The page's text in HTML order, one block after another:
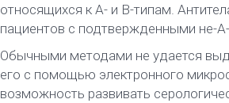
относящихся к А- и В-типам.
пациентов с подтвержденными не-
Обычными методами не удается
его с помощью электронного
возможность развивать